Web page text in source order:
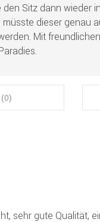
den Sitz dann wieder
dieser genau
Mit
sehr gute Qualität,